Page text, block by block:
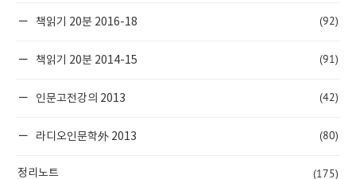
책읽기 20분 2016-18 (92)
책읽기 20분 2014-15 (91)
인문고전강의 2013 (42)
라디오인문학外 2013 (80)
정리노트 (175)